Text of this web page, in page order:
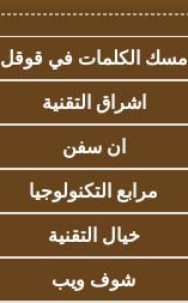
مسك الكلمات في قوقل
اشراق التقنية
ان سفن
مرابع التكنولوجيا
خيال التقنية
شوف ويب